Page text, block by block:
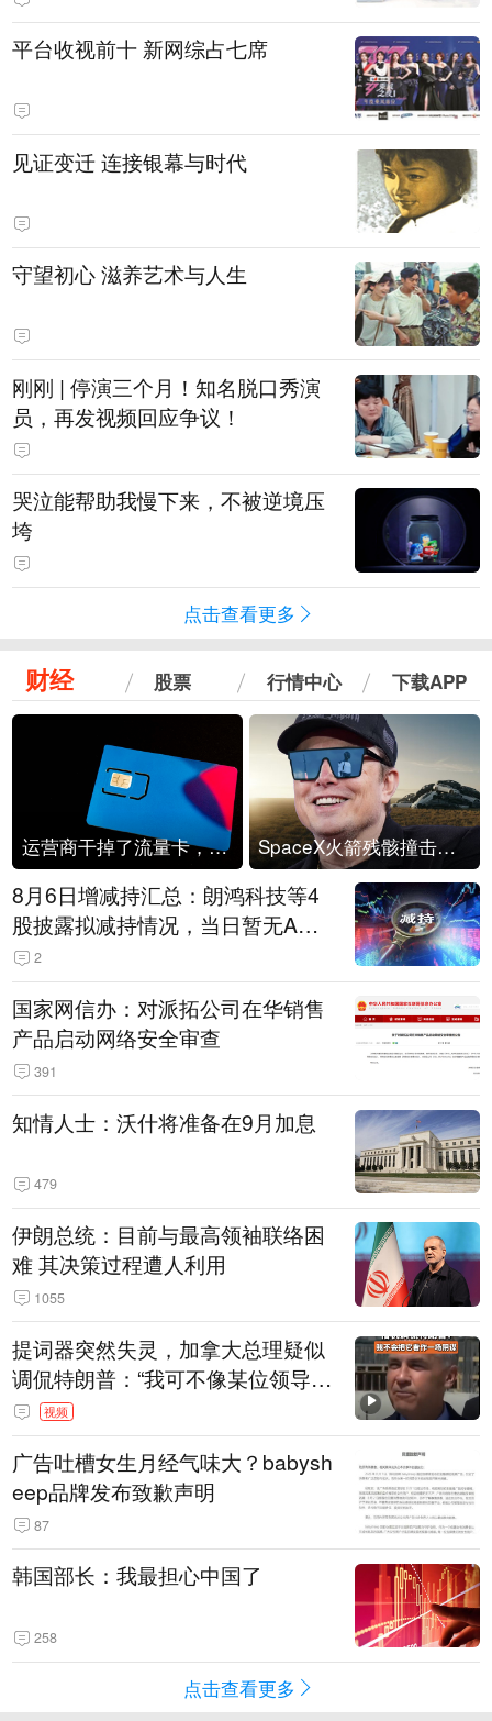
平台收视前十 新网综占七席
见证变迁 连接银幕与时代
守望初心 滋养艺术与人生
刚刚 | 停演三个月！知名脱口秀演
员，再发视频回应争议！
哭泣能帮助我慢下来，不被逆境压
垮
点击查看更多
财经 股票 行情中心 下载APP
运营商干掉了流量卡，他们真的玩不起了 SpaceX火箭残骸撞击月球
8月6日增减持汇总：朗鸿科技等4
股披露拟减持情况，当日暂无A股
公司披露拟增持情况（表）
2
国家网信办：对派拓公司在华销售
产品启动网络安全审查
391
知情人士：沃什将准备在9月加息
479
伊朗总统：目前与最高领袖联络困
难 其决策过程遭人利用
1055
提词器突然失灵，加拿大总理疑似
调侃特朗普：“我可不像某位领导
人，把这当成一场阴谋”，全场哄笑
视频
广告吐槽女生月经气味大？babysh
eep品牌发布致歉声明
87
韩国部长：我最担心中国了
258
点击查看更多